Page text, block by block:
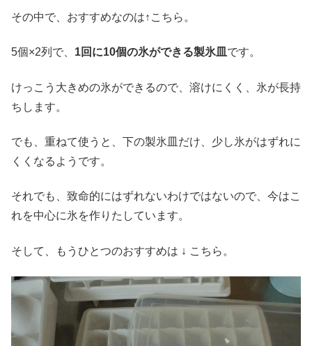
その中で、おすすめなのは↑こちら。
5個×2列で、 1回に10個の氷ができる製氷皿 です。
けっこう大きめの氷ができるので、溶けにくく、氷が長持
ちします。
でも、重ねて使うと、下の製氷皿だけ、少し氷がはずれに
くくなるようです。
それでも、致命的にはずれないわけではないので、今はこ
れを中心に氷を作りたしています。
そして、もうひとつのおすすめは ↓ こちら。